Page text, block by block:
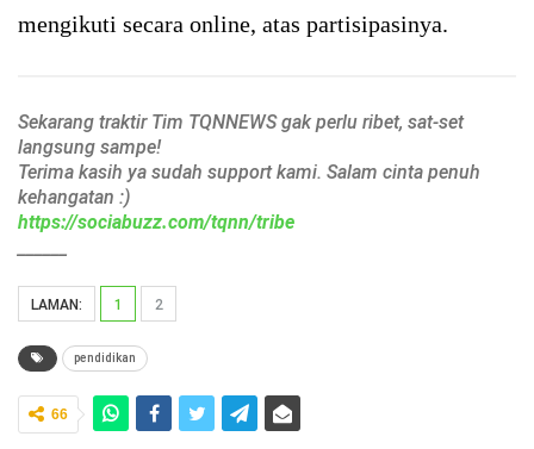
mengikuti secara online, atas partisipasinya.
Sekarang traktir Tim TQNNEWS gak perlu ribet, sat-set
langsung sampe!
Terima kasih ya sudah support kami. Salam cinta penuh
kehangatan :)
https://sociabuzz.com/tqnn/tribe
LAMAN: 1 2
pendidikan
66